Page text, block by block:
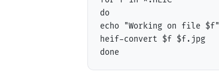
do
echo "Working on file $f"
heif-convert $f $f.jpg
done